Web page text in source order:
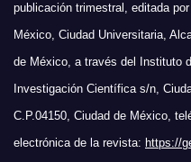
publicación trimestral, editada
México, Ciudad Universitaria,
de México, a través del Instituto
Investigación Científica s/n,
C.P.04150, Ciudad de México,
electrónica de la revista: https://